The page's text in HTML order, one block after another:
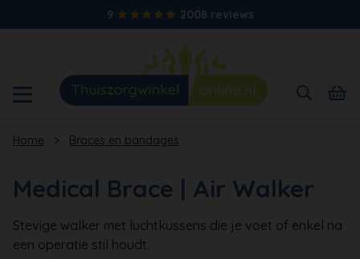
9 2008 reviews
Home > Braces en bandages
Medical Brace | Air Walker
Stevige walker met luchtkussens die je voet of enkel na
een operatie stil houdt.